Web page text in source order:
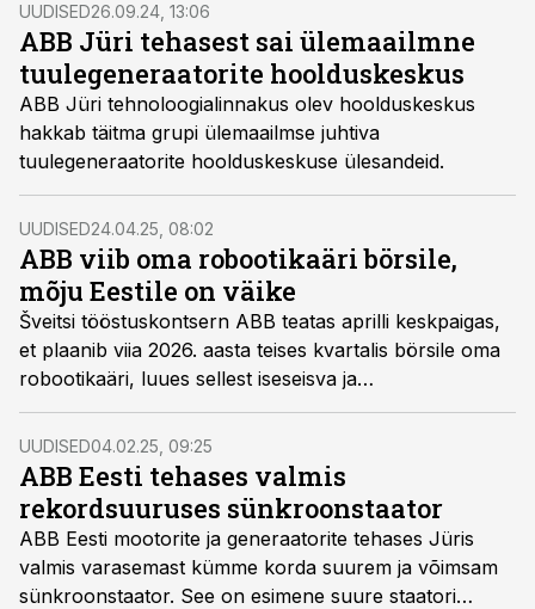
UUDISED26.09.24, 13:06
ABB Jüri tehasest sai ülemaailmne
tuulegeneraatorite hoolduskeskus
ABB Jüri tehnoloogialinnakus olev hoolduskeskus
hakkab täitma grupi ülemaailmse juhtiva
tuulegeneraatorite hoolduskeskuse ülesandeid.
UUDISED24.04.25, 08:02
ABB viib oma robootikaäri börsile,
mõju Eestile on väike
Šveitsi tööstuskontsern ABB teatas aprilli keskpaigas,
et plaanib viia 2026. aasta teises kvartalis börsile oma
robootikaäri, luues sellest iseseisva ja
spetsialiseerunud ettevõtte.
UUDISED04.02.25, 09:25
ABB Eesti tehases valmis
rekordsuuruses sünkroonstaator
ABB Eesti mootorite ja generaatorite tehases Jüris
valmis varasemast kümme korda suurem ja võimsam
sünkroonstaator. See on esimene suure staatori